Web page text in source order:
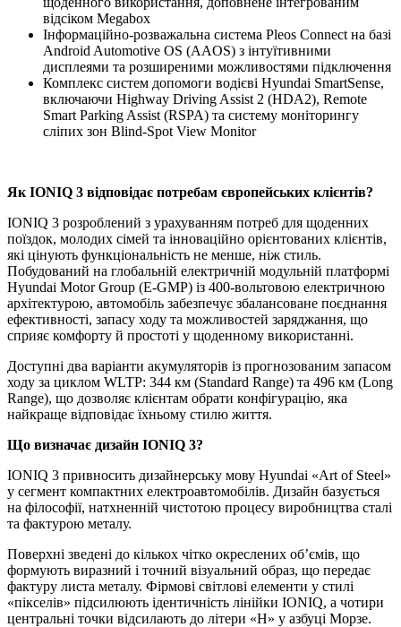
відсіком Megabox
Інформаційно-розважальна система Pleos Connect на базі
Android Automotive OS (AAOS) з інтуїтивними
дисплеями та розширеними можливостями підключення
Комплекс систем допомоги водієві Hyundai SmartSense,
включаючи Highway Driving Assist 2 (HDA2), Remote
Smart Parking Assist (RSPA) та систему моніторингу
сліпих зон Blind-Spot View Monitor
Як IONIQ 3 відповідає потребам європейських клієнтів?
IONIQ 3 розроблений з урахуванням потреб для щоденних
поїздок, молодих сімей та інноваційно орієнтованих клієнтів,
які цінують функціональність не менше, ніж стиль.
Побудований на глобальній електричній модульній платформі
Hyundai Motor Group (E-GMP) із 400-вольтовою електричною
архітектурою, автомобіль забезпечує збалансоване поєднання
ефективності, запасу ходу та можливостей заряджання, що
сприяє комфорту й простоті у щоденному використанні.
Доступні два варіанти акумуляторів із прогнозованим запасом
ходу за циклом WLTP: 344 км (Standard Range) та 496 км (Long
Range), що дозволяє клієнтам обрати конфігурацію, яка
найкраще відповідає їхньому стилю життя.
Що визначає дизайн IONIQ 3?
IONIQ 3 привносить дизайнерську мову Hyundai «Art of Steel»
у сегмент компактних електроавтомобілів. Дизайн базується
на філософії, натхненній чистотою процесу виробництва сталі
та фактурою металу.
Поверхні зведені до кількох чітко окреслених об’ємів, що
формують виразний і точний візуальний образ, що передає
фактуру листа металу. Фірмові світлові елементи у стилі
«пікселів» підсилюють ідентичність лінійки IONIQ, а чотири
центральні точки відсилають до літери «H» у азбуці Морзе.